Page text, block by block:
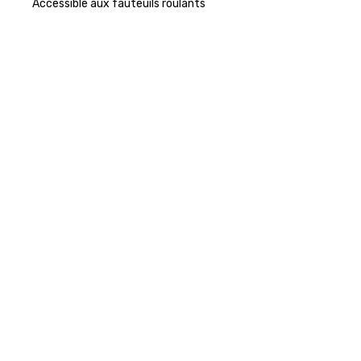
Accessible aux fauteuils roulants